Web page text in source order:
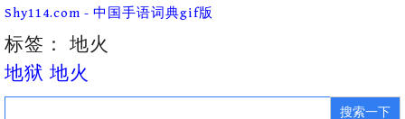
Skip
content
Shy114.com - 中国手语词典gif版
标签： 地火
地狱 地火
Search